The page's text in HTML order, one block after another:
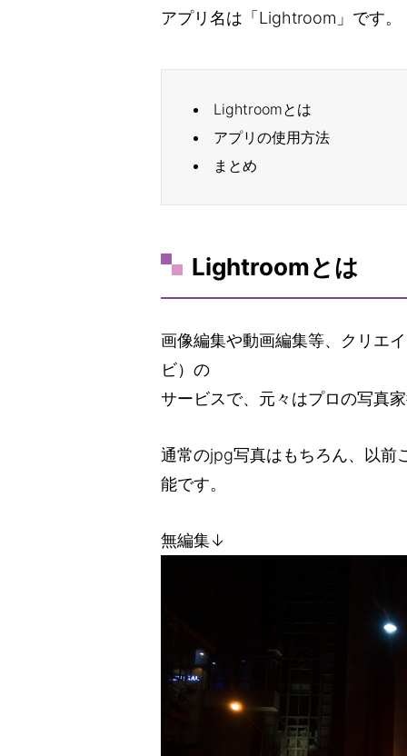
アプリ名は「Lightroom」です。
Lightroomとは
アプリの使用方法
まとめ
Lightroomとは
画像編集や動画編集等、クリエ
ビ）の
サービスで、元々はプロの写真
通常のjpg写真はもちろん、以前
能です。
無編集↓